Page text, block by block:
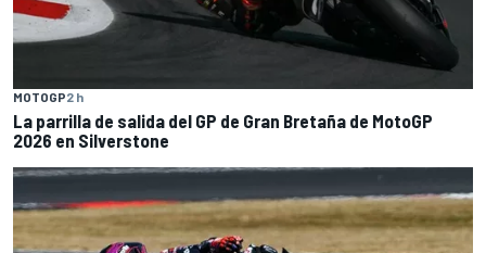
MOTOGP2 h
La parrilla de salida del GP de Gran Bretaña de MotoGP
2026 en Silverstone